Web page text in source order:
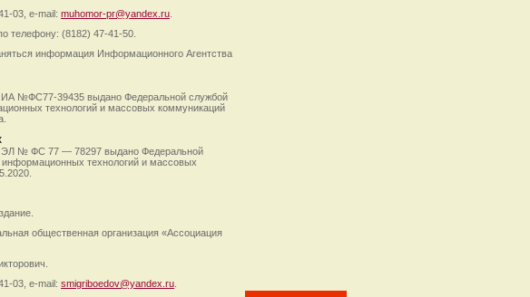
03, e-mail: muhomor-pr@yandex.ru
телефону: (8182) 47-41-50.
информация Информационного Агентства
ИА №ФС77-39435 выдано Федеральной службой
технологий и массовых коммуникаций
ЭЛ № ФС 77 — 78297 выдано Федеральной
технологий и массовых
общественная организация «Ассоциация
03, e-mail: smigriboedov@yandex.ru